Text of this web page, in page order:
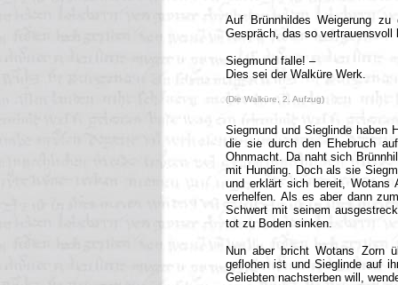
Auf Brünnhildes Weigerung
Gespräch, das so
Siegmund falle! –
Dies sei der Walküre Werk.
(Die Walküre, 2. Aufzug)
Siegmund und Sieglinde haben
die sie durch den Ehebruch
Ohnmacht. Da naht sich
mit Hunding. Doch als sie
und erklärt sich bereit, Wotans
verhelfen. Als es aber dann
Schwert mit seinem
tot zu Boden sinken.
Nun aber bricht Wotans Zorn
geflohen ist und Sieglinde auf
Geliebten nachsterben will,